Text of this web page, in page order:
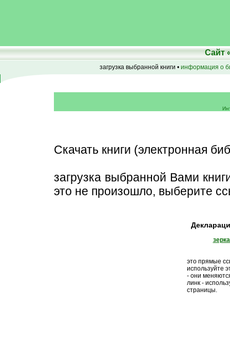
Сайт
загрузка выбранной книги • информация о
Скачать книги (электронная
загрузка выбранной Вами
это не произошло, выберите
это прямые
используйте
- они
линк -
страницы.